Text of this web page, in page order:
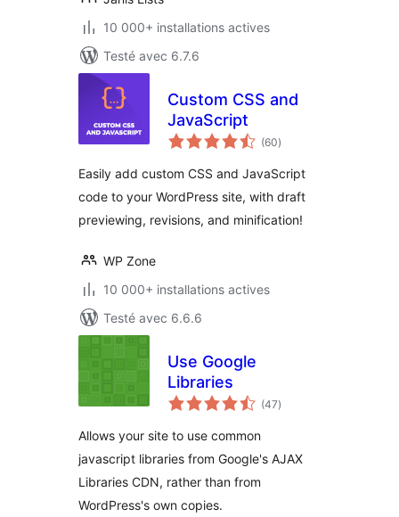
10 000+ installations actives
Testé avec 6.7.6
Custom CSS and
JavaScript
(60notes
en
)
Easily add custom CSS and JavaScript
code to your WordPress site, with draft
previewing, revisions, and minification!
WP Zone
10 000+ installations actives
Testé avec 6.6.6
Use Google
Libraries
(47notes
en
)
Allows your site to use common
javascript libraries from Google's AJAX
Libraries CDN, rather than from
WordPress's own copies.